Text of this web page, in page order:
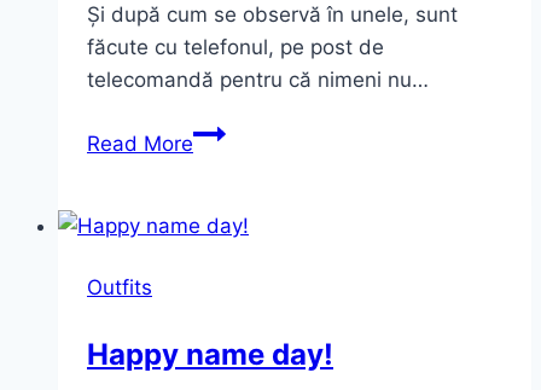
Și după cum se observă în unele, sunt
făcute cu telefonul, pe post de
telecomandă pentru că nimeni nu…
Read MoreTricou
rochie
mânecă
Outfits
Happy name day!